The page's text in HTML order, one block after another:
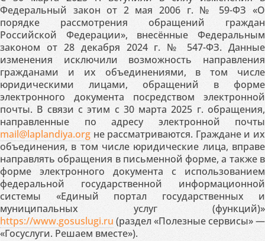
Федеральный закон от 2 мая 2006 г. № 59-ФЗ «О
порядке рассмотрения обращений граждан
Российской Федерации», внесённые Федеральным
законом от 28 декабря 2024 г. № 547-ФЗ. Данные
изменения исключили возможность направления
гражданами и их объединениями, в том числе
юридическими лицами, обращений в форме
электронного документа посредством электронной
почты. В связи с этим с 30 марта 2025 г. обращения,
направленные по адресу электронной почты
mail@laplandiya.org не рассматриваются. Граждане и их
объединения, в том числе юридические лица, вправе
направлять обращения в письменной форме, а также в
форме электронного документа с использованием
федеральной государственной информационной
системы «Единый портал государственных и
муниципальных услуг (функций)»
https://www.gosuslugi.ru (раздел «Полезные сервисы» —
«Госуслуги. Решаем вместе»).